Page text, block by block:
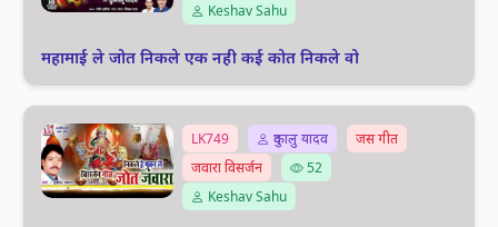
Keshav Sahu
महामाई ले जोत निकले एक नही कई कोत निकले वो
LK749 दुकालु यादव
जस गीत
जवारा विसर्जन
52
Keshav Sahu